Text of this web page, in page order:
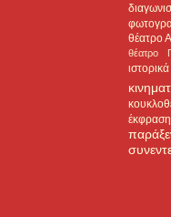
θέατρο
θέατρο